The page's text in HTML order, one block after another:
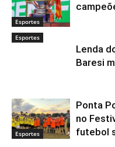
Esportes
Esportes
Lenda
Baresi
Esportes
Ponta
no
futebol